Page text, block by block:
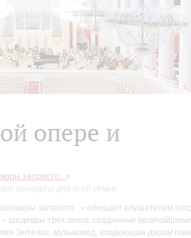
опере и
запросто...»
концерты для всей семьи
запросто...» обещает слушателям
шедевры трех веков, созданные
Энтелис, музыковед, владеющая даром